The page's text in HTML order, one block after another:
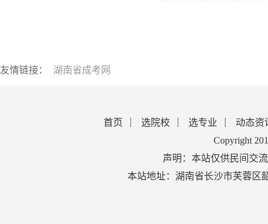
友情链接： 湖南省成考网
首页 选院校 选专业
动态资
Copyright
声明：本站仅供民间交
本站地址：湖南省长沙市芙蓉区